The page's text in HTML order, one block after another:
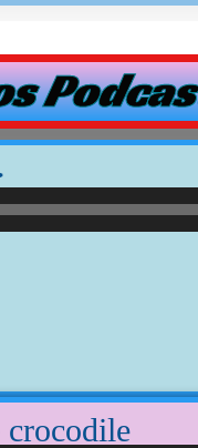
crocodile